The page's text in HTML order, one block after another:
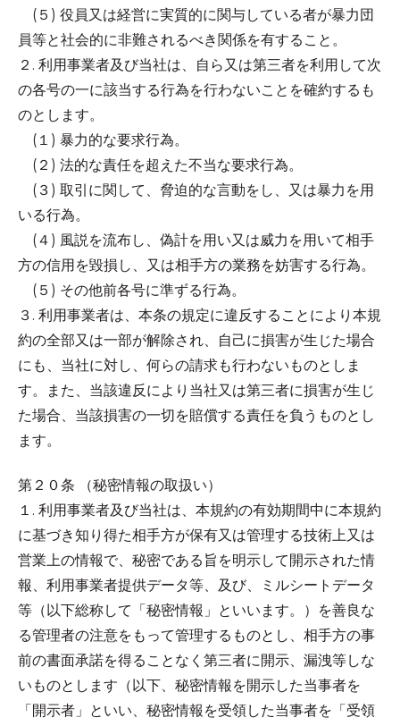
(５) 役員又は経営に実質的に関与している者が暴力団
員等と社会的に非難されるべき関係を有すること。
２. 利用事業者及び当社は、自ら又は第三者を利用して次
の各号の一に該当する行為を行わないことを確約するも
のとします。
(１) 暴力的な要求行為。
(２) 法的な責任を超えた不当な要求行為。
(３) 取引に関して、脅迫的な言動をし、又は暴力を用
いる行為。
(４) 風説を流布し、偽計を用い又は威力を用いて相手
方の信用を毀損し、又は相手方の業務を妨害する行為。
(５) その他前各号に準ずる行為。
３. 利用事業者は、本条の規定に違反することにより本規
約の全部又は一部が解除され、自己に損害が生じた場合
にも、当社に対し、何らの請求も行わないものとしま
す。また、当該違反により当社又は第三者に損害が生じ
た場合、当該損害の一切を賠償する責任を負うものとし
ます。
第２０条 （秘密情報の取扱い）
１. 利用事業者及び当社は、本規約の有効期間中に本規約
に基づき知り得た相手方が保有又は管理する技術上又は
営業上の情報で、秘密である旨を明示して開示された情
報、利用事業者提供データ等、及び、ミルシートデータ
等（以下総称して「秘密情報」といいます。）を善良な
る管理者の注意をもって管理するものとし、相手方の事
前の書面承諾を得ることなく第三者に開示、漏洩等しな
いものとします（以下、秘密情報を開示した当事者を
「開示者」といい、秘密情報を受領した当事者を「受領